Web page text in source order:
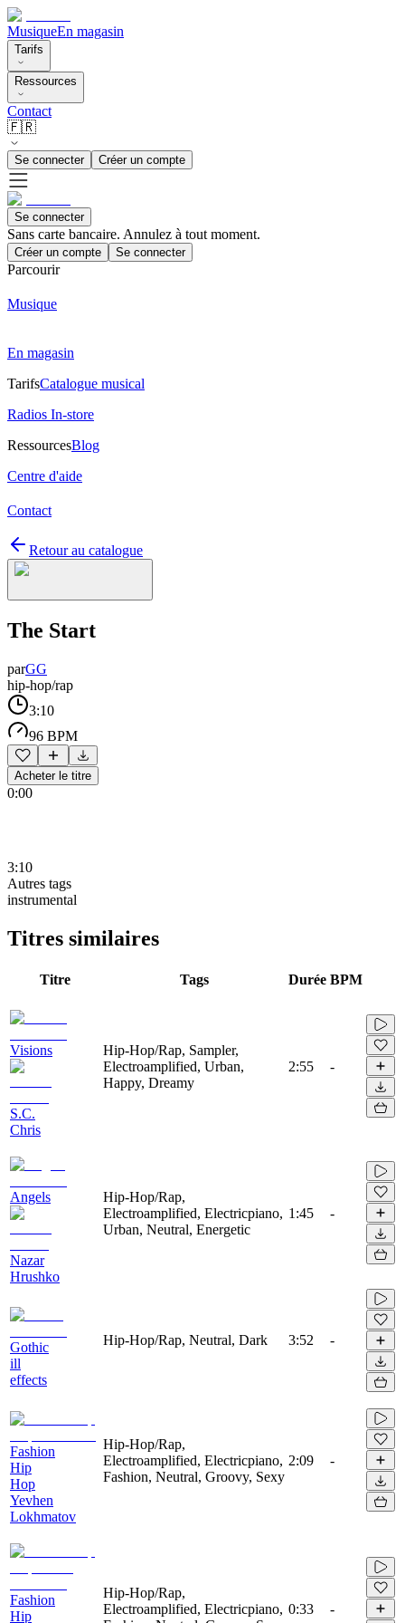
MusiqueEn magasin
Tarifs
Ressources
Contact
🇫🇷
Se connecter Créer un compte
Se connecter
Sans carte bancaire. Annulez à tout moment.
Créer un compte Se connecter
Parcourir
Musique
En magasin
TarifsCatalogue musical
Radios In-store
RessourcesBlog
Centre d'aide
Contact
Retour au catalogue
The Start
parGG
hip-hop/rap
3:10
96 BPM
Acheter le titre
0:00
3:10
Autres tags
instrumental
Titres similaires
Titre Tags Durée BPM
Visions
S.C.
Chris
Hip-Hop/Rap, Sampler,
Electroamplified, Urban,
Happy, Dreamy
2:55 -
Angels
Nazar
Hrushko
Hip-Hop/Rap,
Electroamplified, Electricpiano,
Urban, Neutral, Energetic
1:45 -
Gothic
ill
effects
Hip-Hop/Rap, Neutral, Dark 3:52 -
Fashion
Hip
Hop
Yevhen
Lokhmatov
Hip-Hop/Rap,
Electroamplified, Electricpiano,
Fashion, Neutral, Groovy, Sexy
2:09 -
Fashion
Hip
Hip-Hop/Rap,
Electroamplified, Electricpiano, 0:33 -